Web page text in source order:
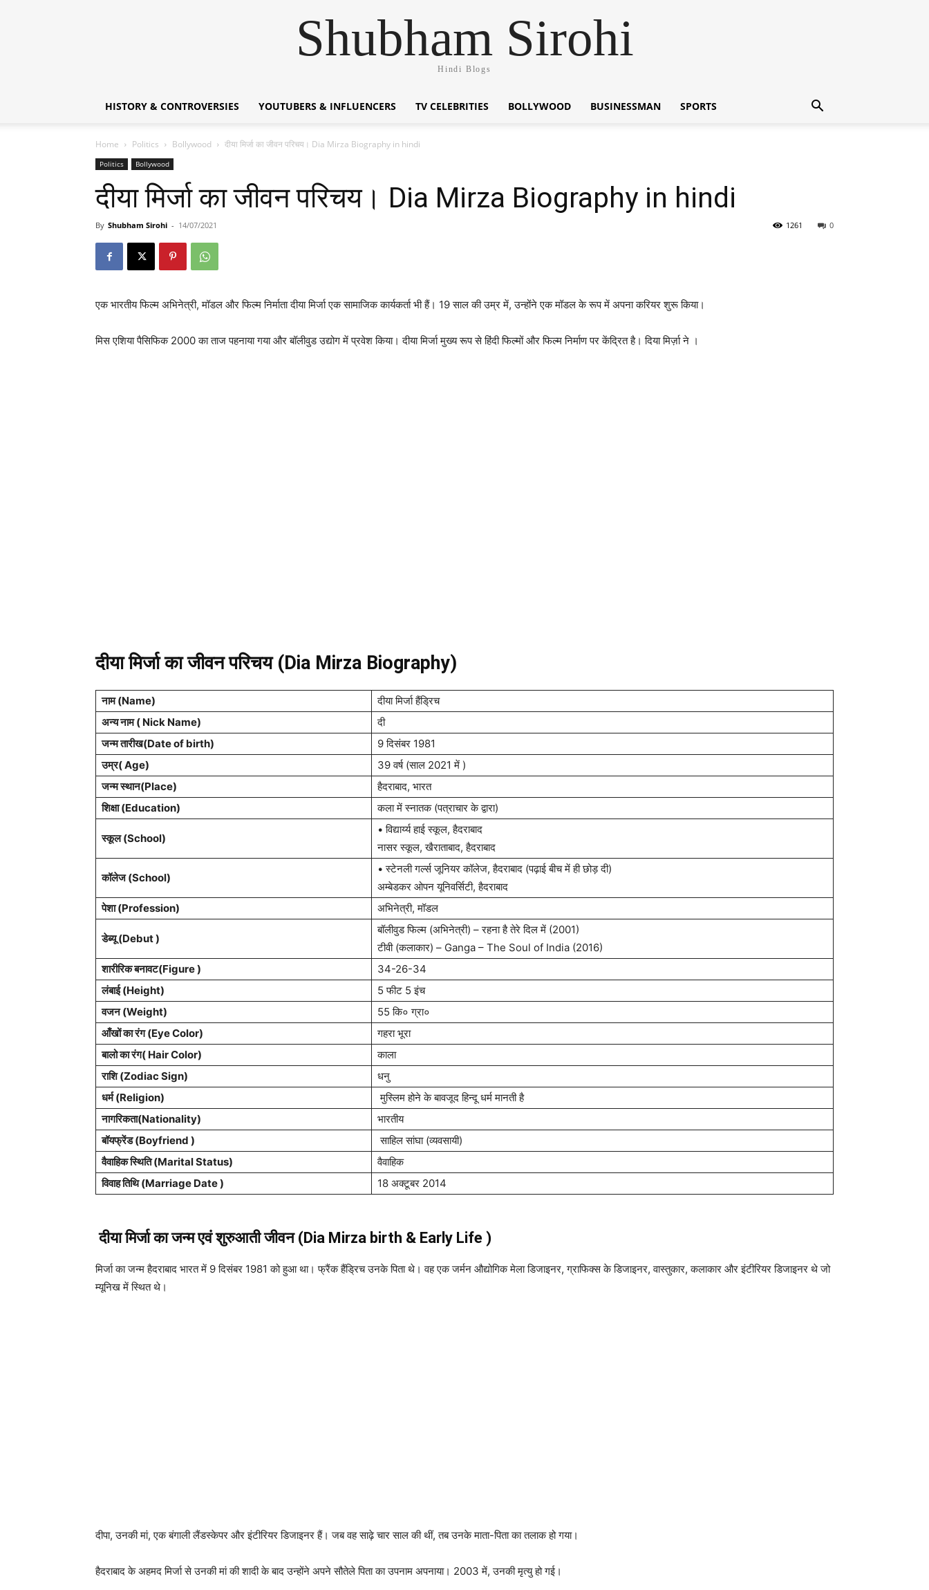
Shubham Sirohi
Hindi Blogs
HISTORY & CONTROVERSIES YOUTUBERS & INFLUENCERS TV CELEBRITIES BOLLYWOOD BUSINESSMAN SPORTS
Home Politics Bollywood दीया मिर्जा का जीवन परिचय। Dia Mirza Biography in hindi
Politics Bollywood
दीया मिर्जा का जीवन परिचय। Dia Mirza Biography in hindi
By Shubham Sirohi - 14/07/2021 0
1261
एक भारतीय फिल्म अभिनेत्री, मॉडल और फिल्म निर्माता दीया मिर्जा एक सामाजिक कार्यकर्ता भी हैं। 19 साल की उम्र में, उन्होंने एक मॉडल के रूप में अपना करियर शुरू किया।
मिस एशिया पैसिफिक 2000 का ताज पहनाया गया और बॉलीवुड उद्योग में प्रवेश किया। दीया मिर्जा मुख्य रूप से हिंदी फिल्मों और फिल्म निर्माण पर केंद्रित है। दिया मिर्ज़ा ने ।
दीया मिर्जा का जीवन परिचय (Dia Mirza Biography)
नाम (Name)
दीया मिर्जा हैंड्रिच
अन्य नाम ( Nick Name)
दी
जन्म तारीख(Date of birth)
9 दिसंबर 1981
उम्र( Age)
39 वर्ष (साल 2021 में )
जन्म स्थान(Place)
हैदराबाद, भारत
शिक्षा (Education)
कला में स्नातक (पत्राचार के द्वारा)
स्कूल (School)
• विद्यार्य्य हाई स्कूल, हैदराबाद
नासर स्कूल, खैराताबाद, हैदराबाद
कॉलेज (School)
• स्टेनली गर्ल्स जूनियर कॉलेज, हैदराबाद (पढ़ाई बीच में ही छोड़ दी)
अम्बेडकर ओपन यूनिवर्सिटी, हैदराबाद
पेशा (Profession)
अभिनेत्री, मॉडल
डेब्यू (Debut )
बॉलीवुड फिल्म (अभिनेत्री) – रहना है तेरे दिल में (2001)
टीवी (कलाकार) – Ganga – The Soul of India (2016)
शारीरिक बनावट(Figure )
34-26-34
लंबाई (Height)
5 फीट 5 इंच
वजन (Weight)
55 कि० ग्रा०
आँखों का रंग (Eye Color)
गहरा भूरा
बालो का रंग( Hair Color)
काला
राशि (Zodiac Sign)
धनु
धर्म (Religion)
मुस्लिम होने के बावजूद हिन्दू धर्म मानती है
नागरिकता(Nationality)
भारतीय
बॉयफ्रेंड (Boyfriend )
साहिल सांघा (व्यवसायी)
वैवाहिक स्थिति (Marital Status)
वैवाहिक
विवाह तिथि (Marriage Date )
18 अक्टूबर 2014
दीया मिर्जा का जन्म एवं शुरुआती जीवन (Dia Mirza birth & Early Life )
मिर्जा का जन्म हैदराबाद भारत में 9 दिसंबर 1981 को हुआ था। फ्रैंक हैंड्रिच उनके पिता थे। वह एक जर्मन औद्योगिक मेला डिजाइनर, ग्राफिक्स के डिजाइनर, वास्तुकार, कलाकार और इंटीरियर डिजाइनर थे जो
म्यूनिख में स्थित थे।
दीपा, उनकी मां, एक बंगाली लैंडस्केपर और इंटीरियर डिजाइनर हैं। जब वह साढ़े चार साल की थीं, तब उनके माता-पिता का तलाक हो गया।
हैदराबाद के अहमद मिर्जा से उनकी मां की शादी के बाद उन्होंने अपने सौतेले पिता का उपनाम अपनाया। 2003 में, उनकी मृत्यु हो गई।